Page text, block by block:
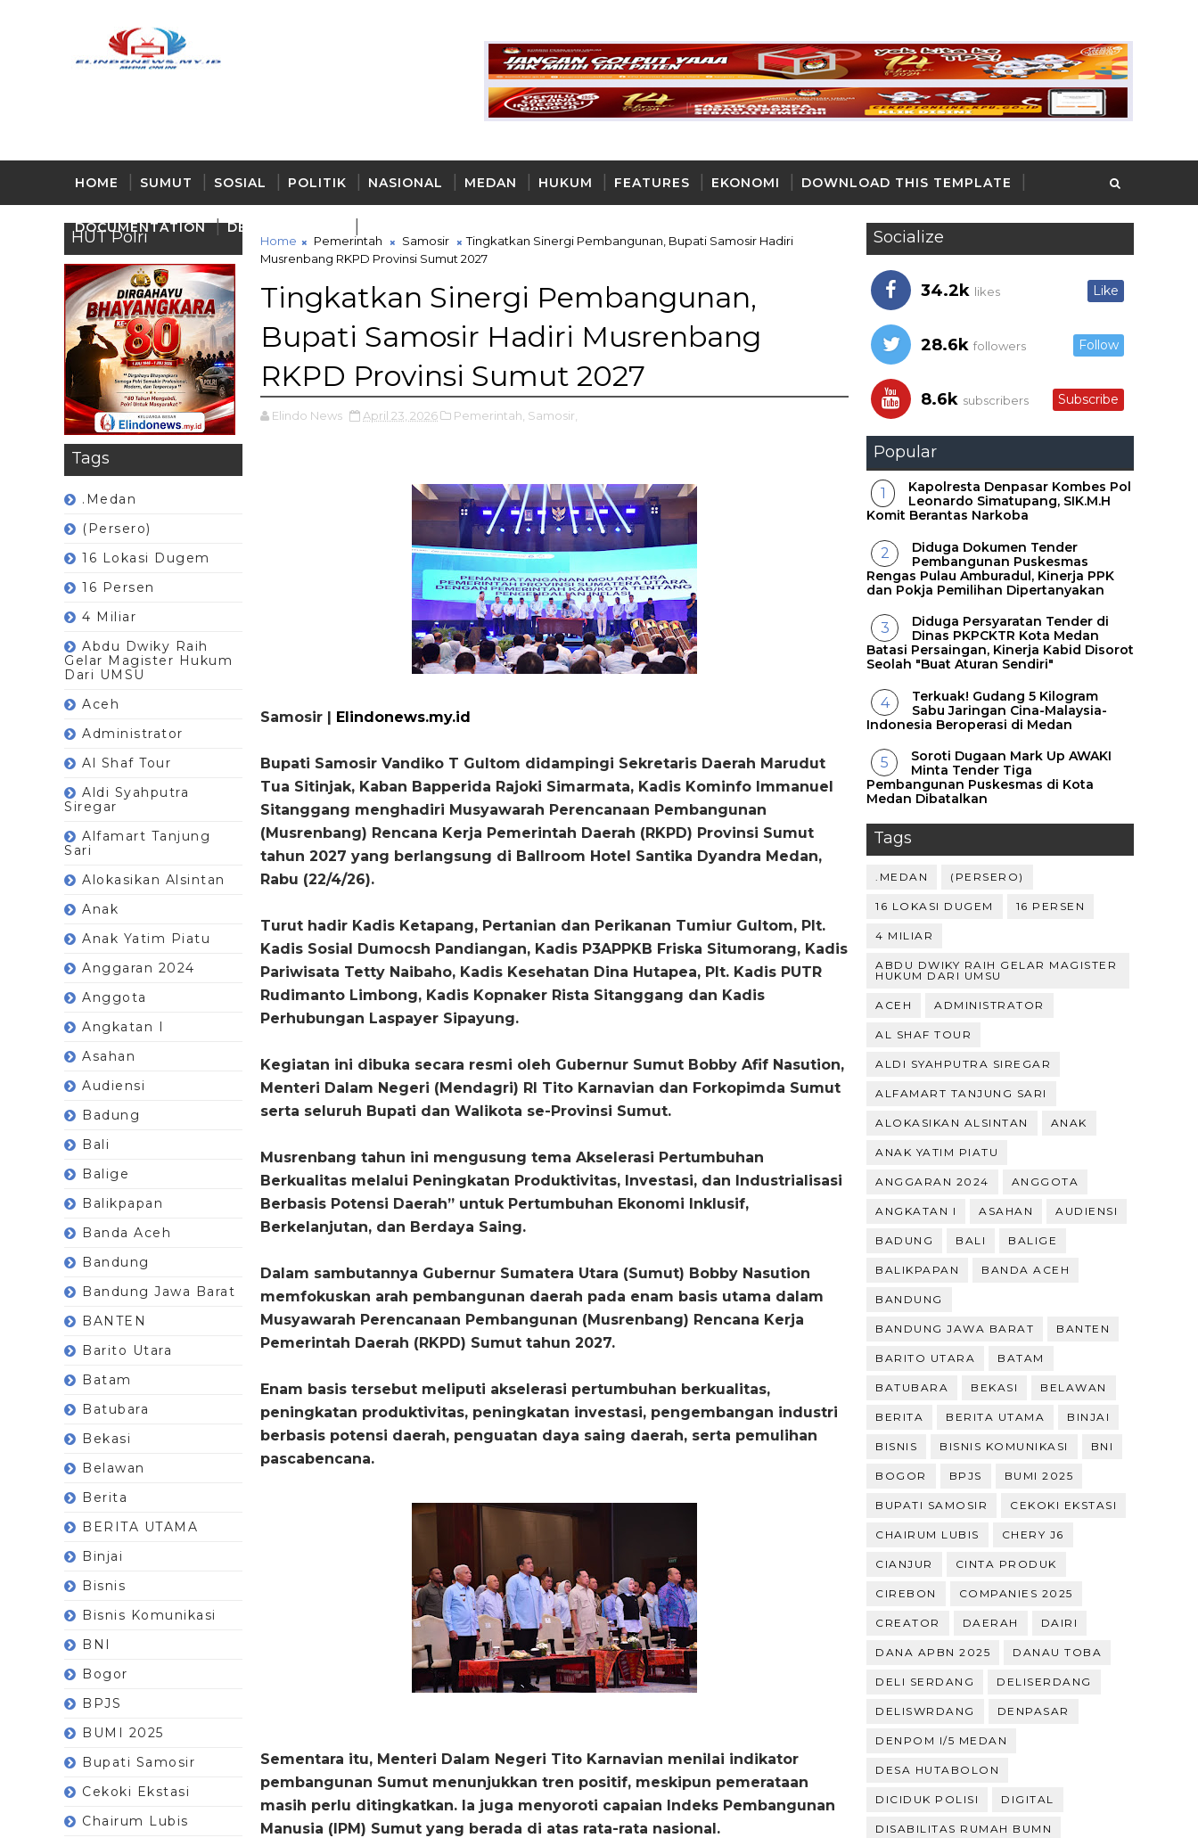
HOME SUMUT SOSIAL POLITIK NASIONAL MEDAN HUKUM FEATURES EKONOMI DOWNLOAD THIS TEMPLATE
DOCUMENTATION DELI - SERDANG
HUT Polri
Tags
.Medan
(Persero)
16 Lokasi Dugem
16 Persen
4 Miliar
Abdu Dwiky Raih
Gelar Magister Hukum
Dari UMSU
Aceh
Administrator
Al Shaf Tour
Aldi Syahputra
Siregar
Alfamart Tanjung
Sari
Alokasikan Alsintan
Anak
Anak Yatim Piatu
Anggaran 2024
Anggota
Angkatan I
Asahan
Audiensi
Badung
Bali
Balige
Balikpapan
Banda Aceh
Bandung
Bandung Jawa Barat
BANTEN
Barito Utara
Batam
Batubara
Bekasi
Belawan
Berita
BERITA UTAMA
Binjai
Bisnis
Bisnis Komunikasi
BNI
Bogor
BPJS
BUMI 2025
Bupati Samosir
Cekoki Ekstasi
Chairum Lubis
Home Pemerintah Samosir
Tingkatkan Sinergi Pembangunan, Bupati Samosir Hadiri
Musrenbang RKPD Provinsi Sumut 2027
Tingkatkan Sinergi Pembangunan,
Bupati Samosir Hadiri Musrenbang
RKPD Provinsi Sumut 2027
Elindo News April 23, 2026 Pemerintah, Samosir,
Samosir | Elindonews.my.id
Bupati Samosir Vandiko T Gultom didampingi Sekretaris Daerah Marudut
Tua Sitinjak, Kaban Bapperida Rajoki Simarmata, Kadis Kominfo Immanuel
Sitanggang menghadiri Musyawarah Perencanaan Pembangunan
(Musrenbang) Rencana Kerja Pemerintah Daerah (RKPD) Provinsi Sumut
tahun 2027 yang berlangsung di Ballroom Hotel Santika Dyandra Medan,
Rabu (22/4/26).
Turut hadir Kadis Ketapang, Pertanian dan Perikanan Tumiur Gultom, Plt.
Kadis Sosial Dumocsh Pandiangan, Kadis P3APPKB Friska Situmorang, Kadis
Pariwisata Tetty Naibaho, Kadis Kesehatan Dina Hutapea, Plt. Kadis PUTR
Rudimanto Limbong, Kadis Kopnaker Rista Sitanggang dan Kadis
Perhubungan Laspayer Sipayung.
Kegiatan ini dibuka secara resmi oleh Gubernur Sumut Bobby Afif Nasution,
Menteri Dalam Negeri (Mendagri) RI Tito Karnavian dan Forkopimda Sumut
serta seluruh Bupati dan Walikota se-Provinsi Sumut.
Musrenbang tahun ini mengusung tema Akselerasi Pertumbuhan
Berkualitas melalui Peningkatan Produktivitas, Investasi, dan Industrialisasi
Berbasis Potensi Daerah” untuk Pertumbuhan Ekonomi Inklusif,
Berkelanjutan, dan Berdaya Saing.
Dalam sambutannya Gubernur Sumatera Utara (Sumut) Bobby Nasution
memfokuskan arah pembangunan daerah pada enam basis utama dalam
Musyawarah Perencanaan Pembangunan (Musrenbang) Rencana Kerja
Pemerintah Daerah (RKPD) Sumut tahun 2027.
Enam basis tersebut meliputi akselerasi pertumbuhan berkualitas,
peningkatan produktivitas, peningkatan investasi, pengembangan industri
berbasis potensi daerah, penguatan daya saing daerah, serta pemulihan
pascabencana.
Sementara itu, Menteri Dalam Negeri Tito Karnavian menilai indikator
pembangunan Sumut menunjukkan tren positif, meskipun pemerataan
masih perlu ditingkatkan. Ia juga menyoroti capaian Indeks Pembangunan
Manusia (IPM) Sumut yang berada di atas rata-rata nasional.
Socialize
34.2k likes Like
28.6k followers Follow
8.6k subscribers Subscribe
Popular
Kapolresta Denpasar Kombes Pol
Leonardo Simatupang, SIK.M.H
Komit Berantas Narkoba
Diduga Dokumen Tender
Pembangunan Puskesmas
Rengas Pulau Amburadul, Kinerja PPK
dan Pokja Pemilihan Dipertanyakan
Diduga Persyaratan Tender di
Dinas PKPCKTR Kota Medan
Batasi Persaingan, Kinerja Kabid Disorot
Seolah "Buat Aturan Sendiri"
Terkuak! Gudang 5 Kilogram
Sabu Jaringan Cina-Malaysia-
Indonesia Beroperasi di Medan
Soroti Dugaan Mark Up AWAKI
Minta Tender Tiga
Pembangunan Puskesmas di Kota
Medan Dibatalkan
Tags
.MEDAN (PERSERO)
16 LOKASI DUGEM 16 PERSEN
4 MILIAR
ABDU DWIKY RAIH GELAR MAGISTER
HUKUM DARI UMSU
ACEH ADMINISTRATOR
AL SHAF TOUR
ALDI SYAHPUTRA SIREGAR
ALFAMART TANJUNG SARI
ALOKASIKAN ALSINTAN ANAK
ANAK YATIM PIATU
ANGGARAN 2024 ANGGOTA
ANGKATAN I ASAHAN AUDIENSI
BADUNG BALI BALIGE
BALIKPAPAN BANDA ACEH
BANDUNG
BANDUNG JAWA BARAT BANTEN
BARITO UTARA BATAM
BATUBARA BEKASI BELAWAN
BERITA BERITA UTAMA BINJAI
BISNIS BISNIS KOMUNIKASI BNI
BOGOR BPJS BUMI 2025
BUPATI SAMOSIR CEKOKI EKSTASI
CHAIRUM LUBIS CHERY J6
CIANJUR CINTA PRODUK
CIREBON COMPANIES 2025
CREATOR DAERAH DAIRI
DANA APBN 2025 DANAU TOBA
DELI SERDANG DELISERDANG
DELISWRDANG DENPASAR
DENPOM I/5 MEDAN
DESA HUTABOLON
DICIDUK POLISI DIGITAL
DISABILITAS RUMAH BUMN